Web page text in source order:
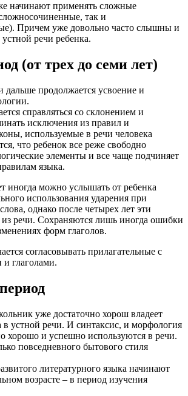
начинают применять сложные
так и
Причем уже довольно часто слышны и
речи ребенка.
(от трех до семи лет)
дальше продолжается усвоение и
справляться со склонением и
исключения из правил и
используемые в речи человека
что ребенок все реже свободно
элементы и все чаще подчиняет
языка.
иногда можно услышать от ребенка
использования ударения при
однако после четырех лет эти
речи. Сохраняются лишь иногда ошибки
форм глаголов.
согласовывать прилагательные с
глаголами.
уже достаточно хорош владеет
в устной речи. И синтаксис, и морфология
хорошо и успешно используются в речи.
повседневного бытового стиля
литературного языка начинают
возрасте – в период изучения